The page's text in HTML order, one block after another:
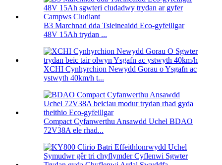
B3 Marchnad dda Tsieineaidd Eco-gyfeillgar
48V 15Ah trydan ...
XCHI Cynhyrchion Newydd Gorau o Ysgafn ac
ystwyth 40km/h t...
Compact Cyfanwerthu Ansawdd Uchel BDAO
72V38A ele rhad...